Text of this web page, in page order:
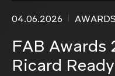
04.06.2026 AWARDS
FAB Awards
Ricard